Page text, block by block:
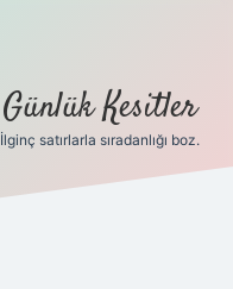
Günlük Kesitler
İlginç satırlarla sıradanlığı boz.